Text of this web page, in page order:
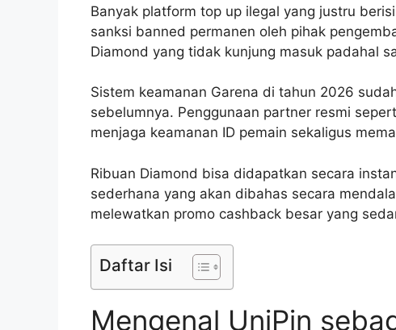
Banyak platform top up ilegal yang justru
sanksi banned permanen oleh pihak
Diamond yang tidak kunjung masuk padahal
Sistem keamanan Garena di tahun 2026
sebelumnya. Penggunaan partner resmi
menjaga keamanan ID pemain sekaligus
Ribuan Diamond bisa didapatkan secara
sederhana yang akan dibahas secara
melewatkan promo cashback besar yang
Daftar Isi
Mengenal UniPin